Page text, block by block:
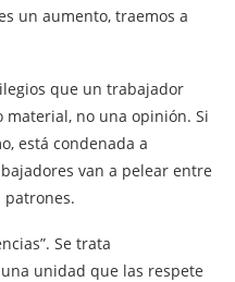
un aumento, traemos a
que un trabajador
material, no una opinión. Si
está condenada a
van a pelear entre
patrones.
Se trata
unidad que las respete